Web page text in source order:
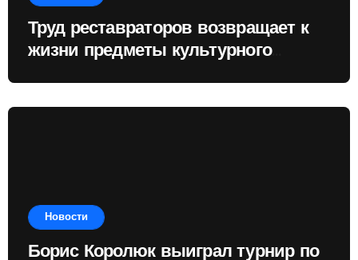
Труд реставраторов возвращает к
жизни предметы культурного
Новости
Борис Королюк выиграл турнир по